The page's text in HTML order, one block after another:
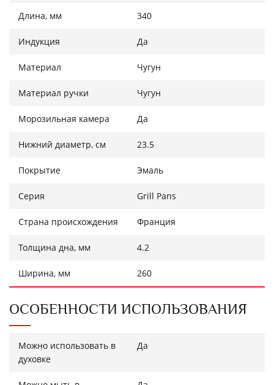
Длина, мм 340
Индукция Да
Материал Чугун
Материал ручки Чугун
Морозильная камера Да
Нижний диаметр, см 23.5
Покрытие Эмаль
Серия Grill Pans
Страна происхождения Франция
Толщина дна, мм 4.2
Ширина, мм 260
ОСОБЕННОСТИ ИСПОЛЬЗОВАНИЯ
Можно использовать в
духовке
Да